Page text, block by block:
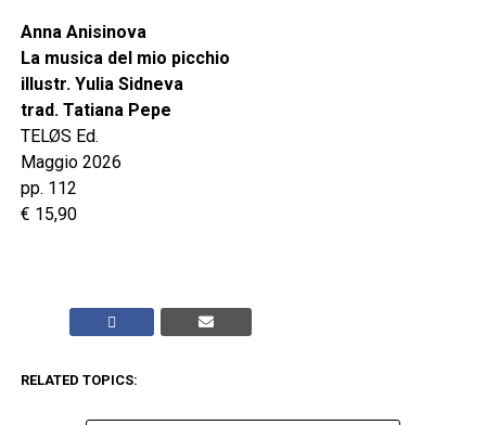
Anna Anisinova
La musica del mio picchio
illustr. Yulia Sidneva
trad. Tatiana Pepe
TELØS Ed.
Maggio 2026
pp. 112
€ 15,90
RELATED TOPICS: